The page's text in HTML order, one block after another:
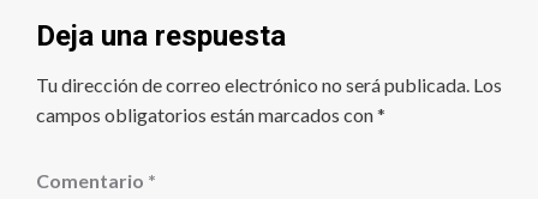
Deja una respuesta
Tu dirección de correo electrónico no será publicada. Los
campos obligatorios están marcados con*
Comentario *